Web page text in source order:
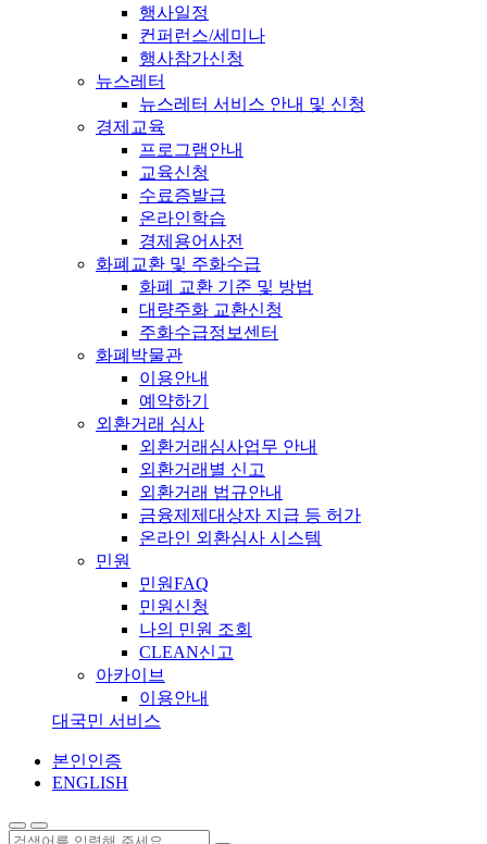
행사일정
컨퍼런스/세미나
행사참가신청
뉴스레터
뉴스레터 서비스 안내 및 신청
경제교육
프로그램안내
교육신청
수료증발급
온라인학습
경제용어사전
화폐교환 및 주화수급
화폐 교환 기준 및 방법
대량주화 교환신청
주화수급정보센터
화폐박물관
이용안내
예약하기
외환거래 심사
외환거래심사업무 안내
외환거래별 신고
외환거래 법규안내
금융제제대상자 지급 등 허가
온라인 외환심사 시스템
민원
민원FAQ
민원신청
나의 민원 조회
CLEAN신고
아카이브
이용안내
대국민 서비스
본인인증
ENGLISH